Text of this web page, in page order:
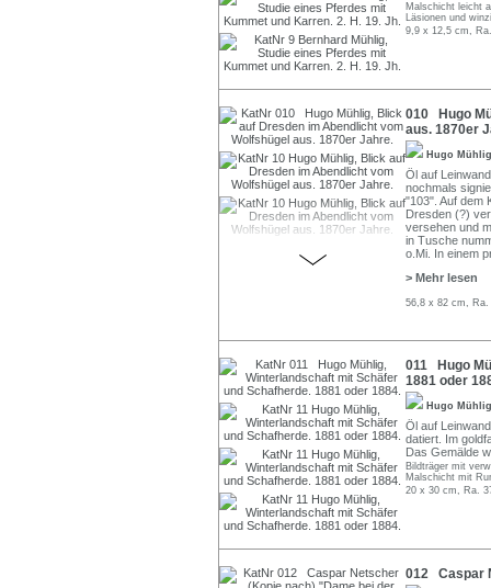
Malschicht leicht
Läsionen und
9,9 x 12,5 cm,
010 Hugo
aus. 1870er
Hugo
Öl auf
nochmals
"103". Auf dem
Dresden (?)
versehen und
in Tusche
o.Mi. In einem
> Mehr lesen
56,8 x 82 cm,
011 Hugo
1881 oder
Hugo
Öl auf
datiert. Im
Das Gemälde
Bildträger mit
Malschicht mit
20 x 30 cm, Ra.
012 Caspar